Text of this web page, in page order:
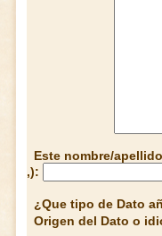
Este nombre/
,):
¿Que tipo de Dato
Origen del Dato o